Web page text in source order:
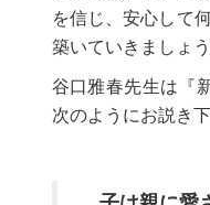
を信じ、安心して
築いていきましょう
谷口雅春先生は『
次のようにお説き